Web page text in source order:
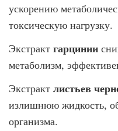
ускорению
токсическую нагрузку.
Экстракт гарцинии
метаболизм,
Экстракт листьев
излишнюю жидкость,
организма.